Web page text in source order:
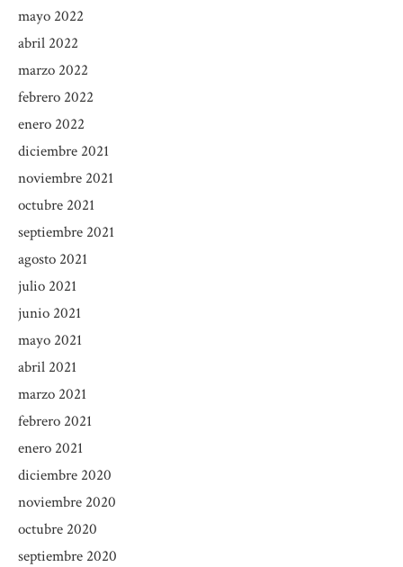
mayo 2022
abril 2022
marzo 2022
febrero 2022
enero 2022
diciembre 2021
noviembre 2021
octubre 2021
septiembre 2021
agosto 2021
julio 2021
junio 2021
mayo 2021
abril 2021
marzo 2021
febrero 2021
enero 2021
diciembre 2020
noviembre 2020
octubre 2020
septiembre 2020